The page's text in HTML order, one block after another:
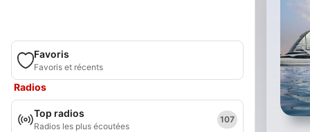
Favoris
Favoris et récents
Radios
Top radios
Radios les plus écoutées
107